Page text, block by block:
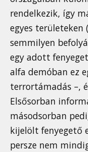
rendelkezik, így
egyes területeken
semmilyen
egy adott
alfa demóban ez
terrortámadás –,
Elsősorban
másodsorban
kijelölt fenyegető
persze nem